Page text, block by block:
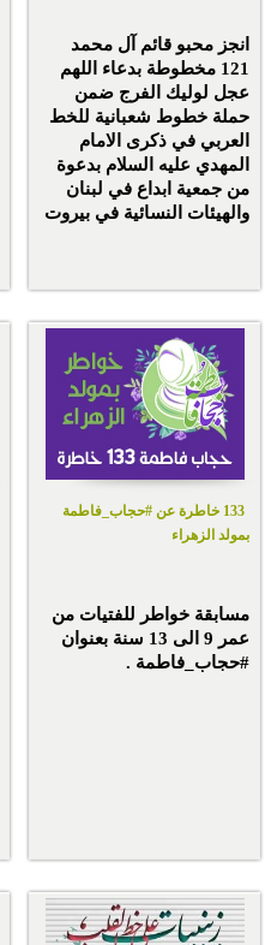
انجز محبو قائم آل محمد
121 مخطوطة بدعاء اللهم
عجل لوليك الفرج ضمن
حملة خطوط شعبانية للخط
العربي في ذكرى الامام
المهدي عليه السلام بدعوة
من جمعية ابداع في لبنان
والهيئات النسائية في بيروت
133 خاطرة عن #حجاب_فاطمة
بمولد الزهراء
مسابقة خواطر للفتيات من
عمر 9 الى 13 سنة بعنوان
#حجاب_فاطمة .